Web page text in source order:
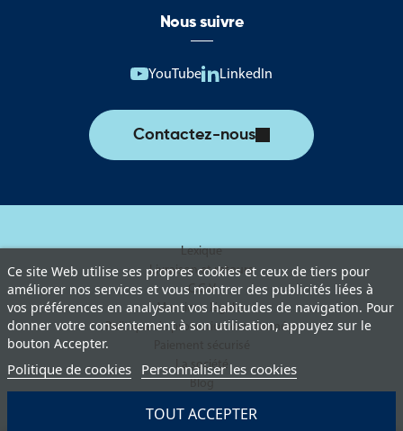
Ce site Web utilise ses propres cookies et ceux de tiers pour
améliorer nos services et vous montrer des publicités liées à
vos préférences en analysant vos habitudes de navigation. Pour
donner votre consentement à son utilisation, appuyez sur le
bouton Accepter.
Politique de cookies Personnaliser les cookies
TOUT ACCEPTER
Nous suivre
YouTube LinkedIn
Contactez-nous
Lexique
Livraison et retours
C.G.V
Mentions légales
Politique de protection des données
La société
Blog